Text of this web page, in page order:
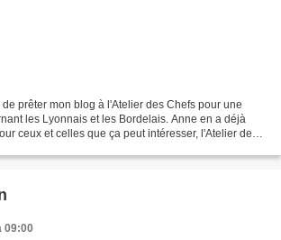
prêter mon blog à l'Atelier des Chefs pour une
les Lyonnais et les Bordelais. Anne en a déjà
ceux et celles que ça peut intéresser, l'Atelier des
09:00